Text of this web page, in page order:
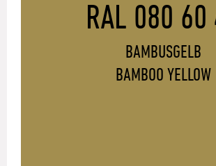
RAL 080 60
BAMBUSGELB
BAMBOO YELLOW